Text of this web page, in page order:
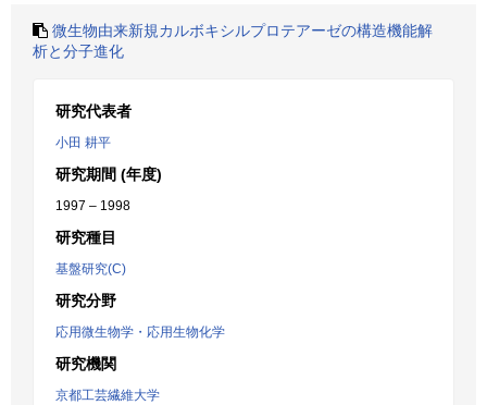
微生物由来新規カルボキシルプロテアーゼの構造機能解
析と分子進化
研究代表者
小田 耕平
研究期間 (年度)
1997 – 1998
研究種目
基盤研究(C)
研究分野
応用微生物学・応用生物化学
研究機関
京都工芸繊維大学